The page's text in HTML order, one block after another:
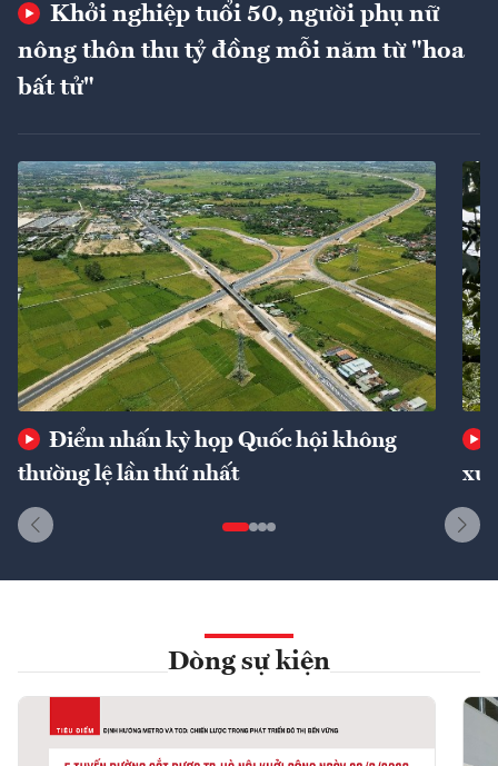
Khởi nghiệp tuổi 50, người phụ nữ
nông thôn thu tỷ đồng mỗi năm từ "hoa
bất tử"
Điểm nhấn kỳ họp Quốc hội không
thường lệ lần thứ nhất
Dòng sự kiện